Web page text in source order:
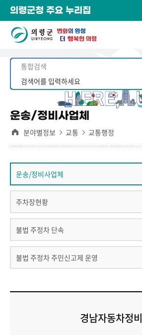
의령군청 주요 누리집
운송/정비사업체
분야별정보 교통 교통행정
운송/정비사업체
주차장현황
불법 주정차 단속
불법 주정차 주민신고제 운영
경남자동차정비